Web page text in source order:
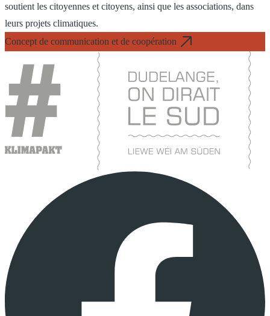
soutient les citoyennes et citoyens, ainsi que les associations, dans
leurs projets climatiques.
Concept de communication et de coopération